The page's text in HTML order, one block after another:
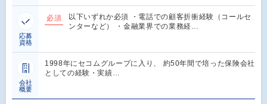
応募
資格
必須
以下いずれか必須 ・電話での顧客折衝経験（コールセ
ンターなど） ・金融業界での業務経…
会社
概要
1998年にセコムグループに入り、 約50年間で培った保険会社
としての経験・実績…